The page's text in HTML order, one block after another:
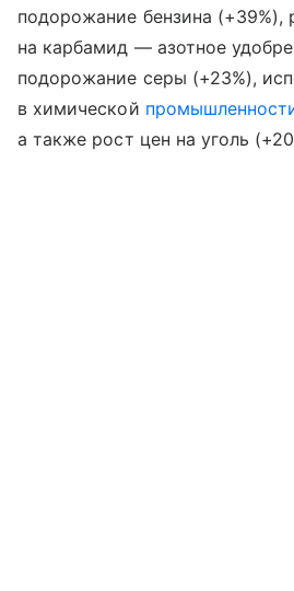
подорожание бензина (+39%),
на карбамид — азотное
подорожание серы (+23%),
в химической
а также рост цен на уголь